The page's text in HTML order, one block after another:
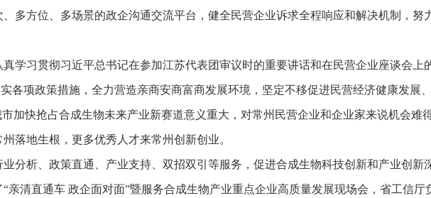
多方位、多场景的政企沟通交流平台，健全民营企业诉求全程响应和解决机制，努
学习贯彻习近平总书记在参加江苏代表团审议时的重要讲话和在民营企业座谈会上
各项政策措施，全力营造亲商安商富商发展环境，坚定不移促进民营经济健康发展
加快抢占合成生物未来产业新赛道意义重大，对常州民营企业和企业家来说机会难
落地生根，更多优秀人才来常州创新创业。
分析、政策直通、产业支持、双招双引等服务，促进合成生物科技创新和产业创新
亲清直通车 政企面对面”暨服务合成生物产业重点企业高质量发展现场会，省工信厅